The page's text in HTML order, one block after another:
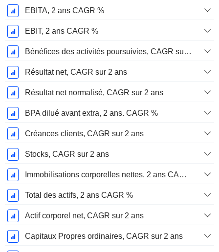
EBITA, 2 ans CAGR %
EBIT, 2 ans CAGR %
Bénéfices des activités poursuivies, CAGR sur 2 ans
Résultat net, CAGR sur 2 ans
Résultat net normalisé, CAGR sur 2 ans
BPA dilué avant extra, 2 ans. CAGR %
Créances clients, CAGR sur 2 ans
Stocks, CAGR sur 2 ans
Immobilisations corporelles nettes, 2 ans CAGR %
Total des actifs, 2 ans CAGR %
Actif corporel net, CAGR sur 2 ans
Capitaux Propres ordinaires, CAGR sur 2 ans